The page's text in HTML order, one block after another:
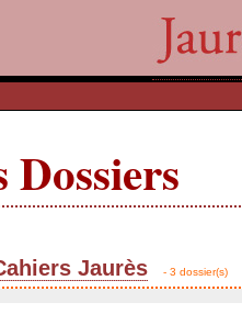
Dossiers
Jaurès - 3 dossier(s)